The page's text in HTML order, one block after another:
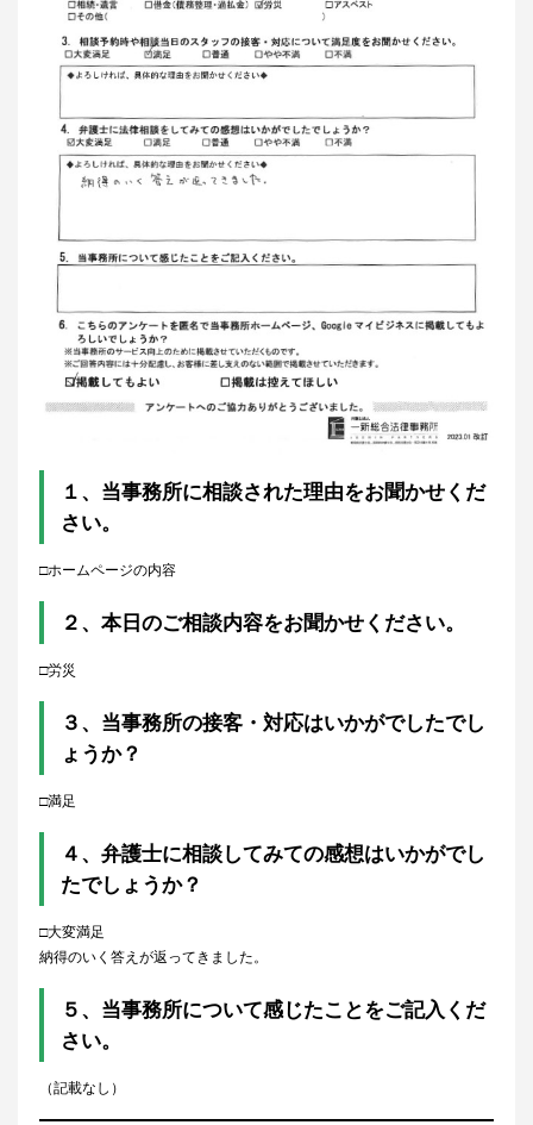
１、 当事務所に相談された理由をお聞かせくだ
さい。
□ホームページの内容
２、本日のご相談内容をお聞かせください。
□労災
３、当事務所の接客・対応はいかがでしたでし
ょうか？
□満足
４、弁護士に相談してみての感想はいかがでし
たでしょうか？
□大変満足
納得のいく答えが返ってきました。
５、当事務所について感じたことをご記入くだ
さい。
（記載なし）